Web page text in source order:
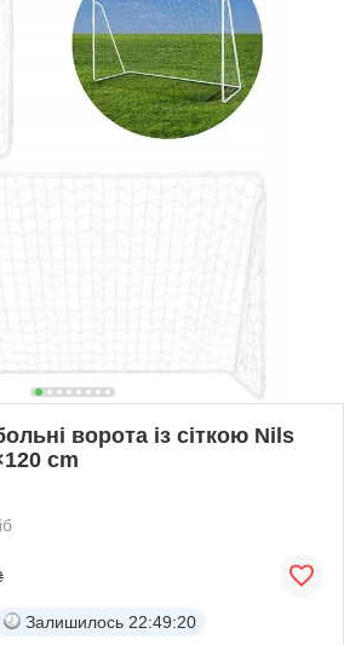
ворота із сіткою Nils
cm
Залишилось 22:49:20